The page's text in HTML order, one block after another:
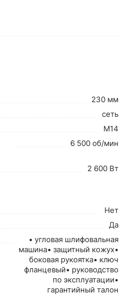
230 мм
сеть
M14
6 500 об/мин
2 600 Вт
Нет
Да
• угловая шлифовальная
машина• защитный кожух•
боковая рукоятка• ключ
фланцевый• руководство
по эксплуатации•
гарантийный талон